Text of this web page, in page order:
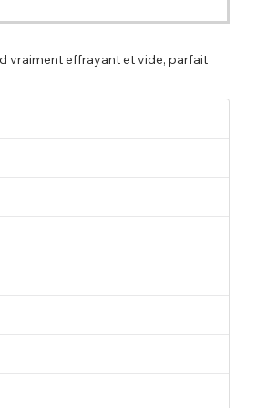
vraiment effrayant et vide, parfait